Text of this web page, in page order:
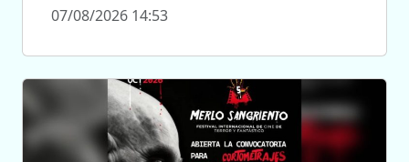
07/08/2026 14:53